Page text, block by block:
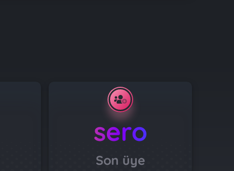
sero
Son üye